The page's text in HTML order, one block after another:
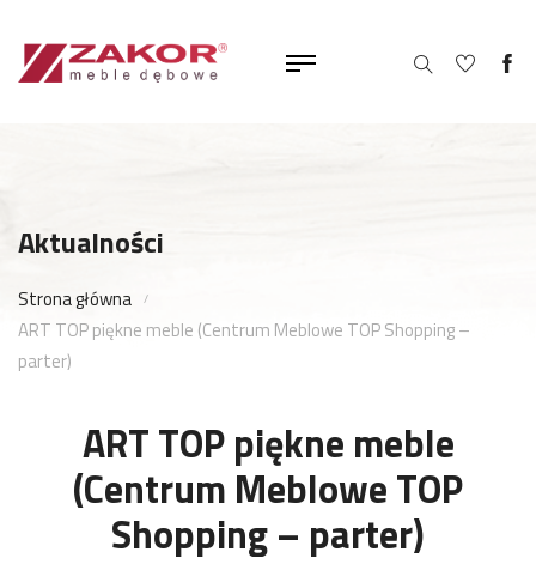
Aktualności
Strona główna
ART TOP piękne meble (Centrum Meblowe TOP Shopping –
parter)
ART TOP piękne meble
(Centrum Meblowe TOP
Shopping – parter)